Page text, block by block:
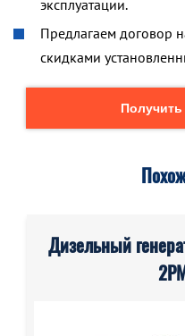
эксплуатации.
Предлагаем договор
скидками
Дизельный